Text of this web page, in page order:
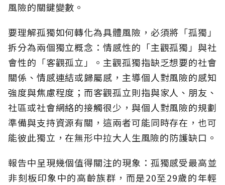
風險的關鍵變數。
要理解孤獨如何轉化為具體風險，必須將「孤獨」
拆分為兩個獨立概念：情感性的「主觀孤獨」與社
會性的「客觀孤立」。主觀孤獨指缺乏想要的社會
關係、情感連結或歸屬感，主導個人對風險的感知
強度與焦慮程度；而客觀孤立則指與家人、朋友、
社區或社會網絡的接觸很少，與個人對風險的規劃
準備與支持資源有關，這兩者可能同時存在，也可
能彼此獨立，在無形中拉大人生風險的防護缺口。
報告中呈現幾個值得關注的現象：孤獨感受最高並
非刻板印象中的高齡族群，而是20至29歲的年輕